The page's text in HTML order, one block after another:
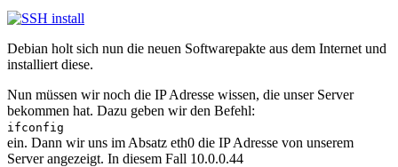
Debian holt sich nun die neuen Softwarepakte aus dem Internet und
installiert diese.
Nun müssen wir noch die IP Adresse wissen, die unser Server
bekommen hat. Dazu geben wir den Befehl:
ifconfig
ein. Dann wir uns im Absatz eth0 die IP Adresse von unserem
Server angezeigt. In diesem Fall 10.0.0.44